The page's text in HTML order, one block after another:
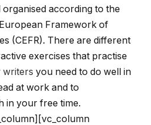
according to the
Framework of
(CEFR). There are different
exercises that practise
writers you need to do well in
at work and to
in your free time.